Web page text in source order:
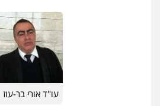
עו"ד אורי בר-עוז